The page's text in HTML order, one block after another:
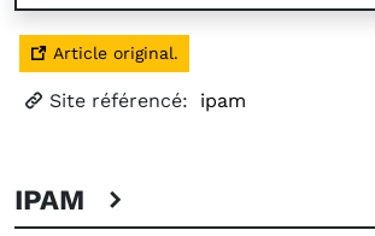
Article original.
Site référencé: ipam
IPAM